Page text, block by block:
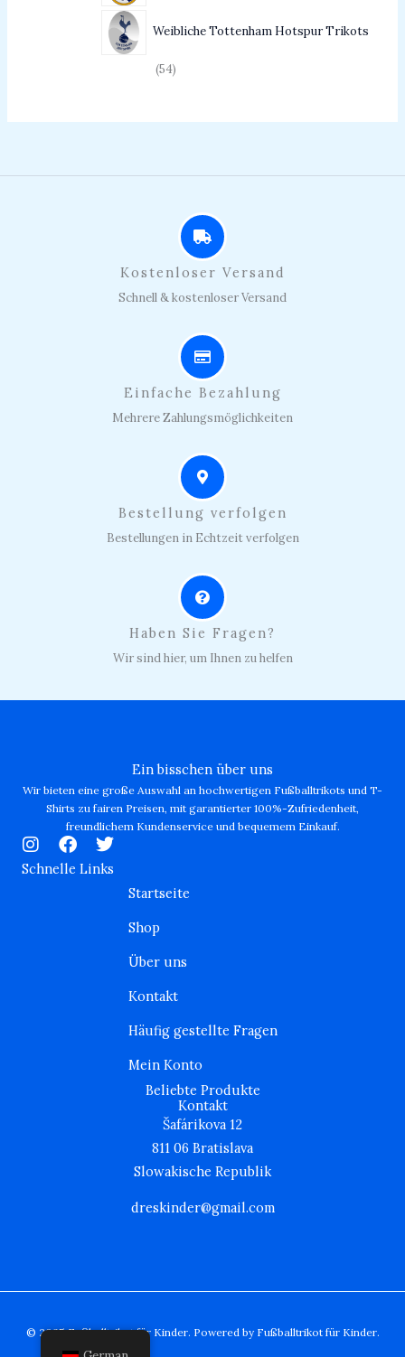
Weibliche Tottenham Hotspur Trikots
54
Kostenloser Versand
Schnell & kostenloser Versand
Einfache Bezahlung
Mehrere Zahlungsmöglichkeiten
Bestellung verfolgen
Bestellungen in Echtzeit verfolgen
Haben Sie Fragen?
Wir sind hier, um Ihnen zu helfen
Ein bisschen über uns
Wir bieten eine große Auswahl an hochwertigen Fußballtrikots und T-
Shirts zu fairen Preisen, mit garantierter 100%-Zufriedenheit,
freundlichem Kundenservice und bequemem Einkauf.
I
n
s
F
a
c
T
w
i
Schnelle Links
Startseite
Shop
Über uns
Kontakt
Häufig gestellte Fragen
Mein Konto
Beliebte Produkte
Kontakt
Šafárikova 12
811 06 Bratislava
Slowakische Republik
dreskinder@gmail.com
© 2025 Fußballtrikot für Kinder. Powered by Fußballtrikot für Kinder.